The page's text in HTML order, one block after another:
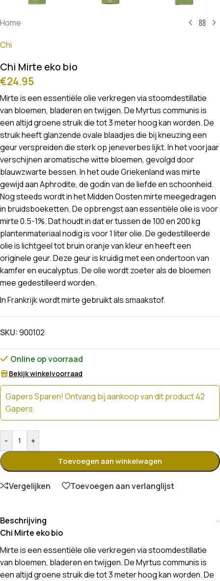
Home
Chi
Chi Mirte eko bio
€24.95
Mirte is een essentiële olie verkregen via stoomdestillatie
van bloemen, bladeren en twijgen. De Myrtus communis is
een altijd groene struik die tot 3 meter hoog kan worden. De
struik heeft glanzende ovale blaadjes die bij kneuzing een
geur verspreiden die sterk op jeneverbes lijkt. In het voorjaar
verschijnen aromatische witte bloemen, gevolgd door
blauwzwarte bessen. In het oude Griekenland was mirte
gewijd aan Aphrodite, de godin van de liefde en schoonheid.
Nog steeds wordt in het Midden Oosten mirte meegedragen
in bruidsboeketten. De opbrengst aan essentiële olie is voor
mirte 0.5-1%. Dat houdt in dat er tussen de 100 en 200 kg
plantenmateriaal nodig is voor 1 liter olie. De gedestilleerde
olie is lichtgeel tot bruin oranje van kleur en heeft een
originele geur. Deze geur is kruidig met een ondertoon van
kamfer en eucalyptus. De olie wordt zoeter als de bloemen
mee gedestilleerd worden.
In Frankrijk wordt mirte gebruikt als smaakstof.
SKU:900102
Online op voorraad
Bekijk winkelvoorraad
Gapers Sparen! Ontvang bij aankoop van dit product 42
Gapers.
- +
Toevoegen aan winkelwagen
Vergelijken Toevoegen aan verlanglijst
Beschrijving
Chi Mirte eko bio
Mirte is een essentiële olie verkregen via stoomdestillatie
van bloemen, bladeren en twijgen. De Myrtus communis is
een altijd groene struik die tot 3 meter hoog kan worden. De